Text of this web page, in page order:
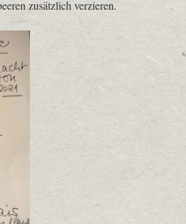
zusätzlich verzieren.